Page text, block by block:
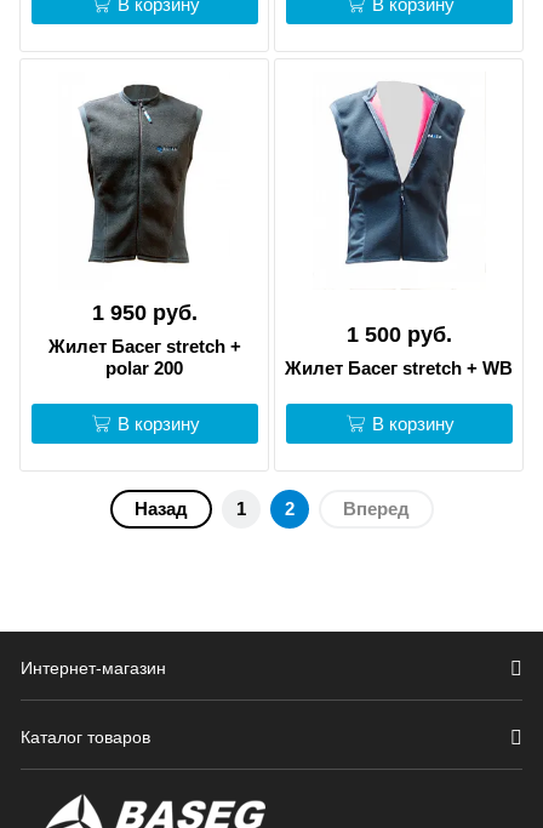
В корзину В корзину
1 950 руб.
Жилет Басег stretch +
polar 200
В корзину
1 500 руб.
Жилет Басег stretch + WB
В корзину
Назад 1 2 Вперед
Интернет-магазин
Каталог товаров